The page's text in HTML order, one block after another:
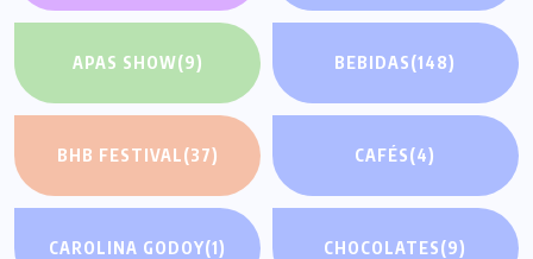
APAS SHOW(9) BEBIDAS(148)
BHB FESTIVAL(37) CAFÉS(4)
CAROLINA GODOY(1) CHOCOLATES(9)